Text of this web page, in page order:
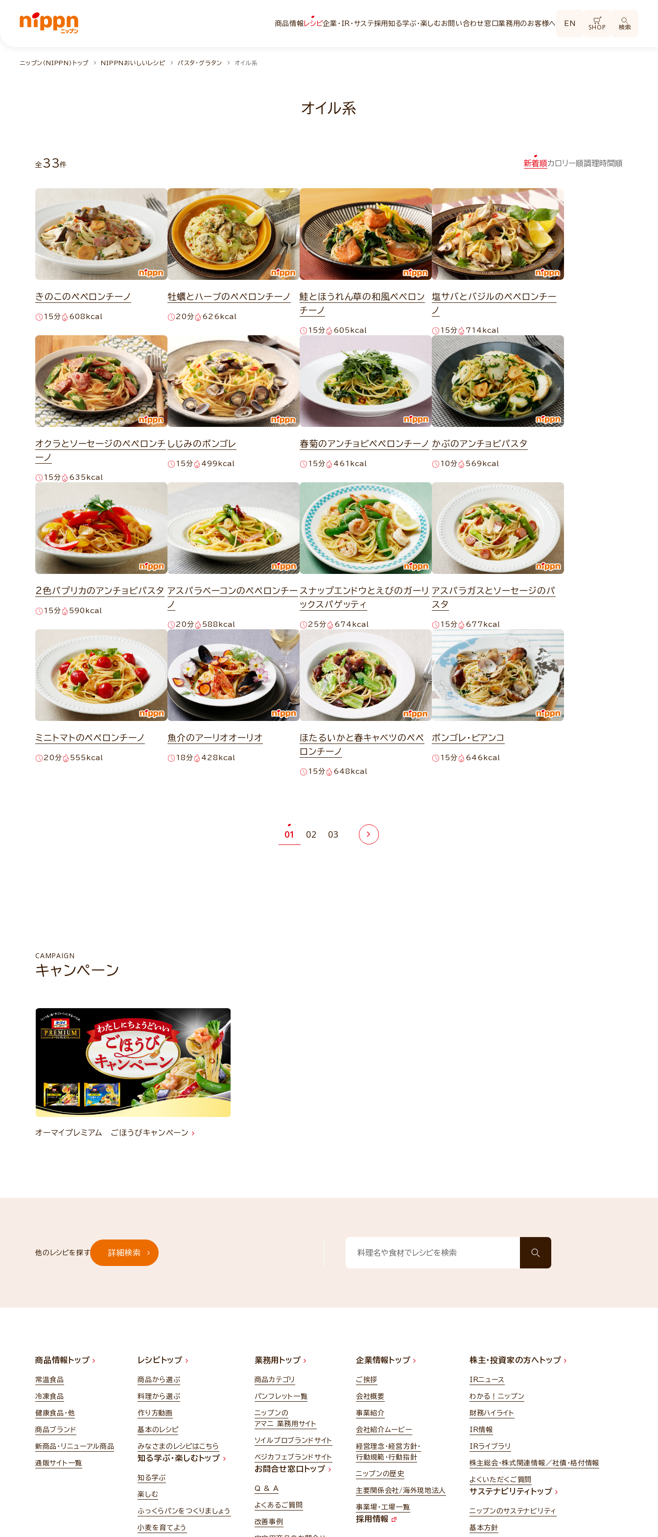
商品情報 レシピ企業・IR・サステ採用知る学ぶ・楽しむお問い合わせ窓口業務用のお客様へ EN SHOP 検索
ニップン（NIPPN）トップ NIPPNおいしいレシピ パスタ・グラタン オイル系
オイル系
全 33件 新着順カロリー順調理時間順
きのこのペペロンチーノ
15分 608kcal
牡蠣とハーブのペペロンチーノ
20分 626kcal
鮭とほうれん草の和風ペペロン
チーノ
15分 605kcal
塩サバとバジルのペペロンチー
ノ
15分 714kcal
オクラとソーセージのペペロンチ
ーノ
15分 635kcal
しじみのボンゴレ
15分 499kcal
春菊のアンチョビペペロンチーノ
15分 461kcal
かぶのアンチョビパスタ
10分 569kcal
2色パプリカのアンチョビパスタ
15分 590kcal
アスパラベーコンのペペロンチー
ノ
20分 588kcal
スナップエンドウとえびのガーリ
ックスパゲッティ
25分 674kcal
アスパラガスとソーセージのパ
スタ
15分 677kcal
ミニトマトのペペロンチーノ
20分 555kcal
魚介のアーリオオーリオ
18分 428kcal
ほたるいかと春キャベツのペペ
ロンチーノ
15分 648kcal
ボンゴレ・ビアンコ
15分 646kcal
01 02 03
CAMPAIGN
キャンペーン
オーマイプレミアム ごほうびキャンペーン
他のレシピを探す 詳細検索
商品情報トップ
常温食品
冷凍食品
健康食品・他
商品ブランド
新商品・リニューアル商品
通販サイト一覧
レシピトップ
商品から選ぶ
料理から選ぶ
作り方動画
基本のレシピ
みなさまのレシピはこちら
知る学ぶ・楽しむトップ
知る学ぶ
楽しむ
ふっくらパンをつくりましょう
小麦を育てよう
業務用トップ
商品カテゴリ
パンフレット一覧
ニップンの
アマニ 業務用サイト
ソイルプロブランドサイト
ベジカフェブランドサイト
お問合せ窓口トップ
Q & A
よくあるご質問
改善事例
企業情報トップ
ご挨拶
会社概要
事業紹介
会社紹介ムービー
経営理念・経営方針・
行動規範・行動指針
ニップンの歴史
主要関係会社/海外現地法人
事業場・工場一覧
採用情報
株主・投資家の方へトップ
IRニュース
わかる！ニップン
財務ハイライト
IR情報
IRライブラリ
株主総会・株式関連情報／社債・格付情報
よくいただくご質問
サステナビリティトップ
ニップンのサステナビリティ
基本方針